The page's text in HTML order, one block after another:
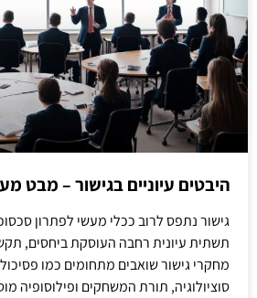
היבטים עיוניים בגישור – מבט
גישור נתפס לרוב ככלי מעשי לפתרון
תשתית עיונית רחבה העוסקת ביחסים,
מחקרי גישור שואבים מתחומים כמו
סוציולוגיה, תורת המשחקים ופילוסופיה